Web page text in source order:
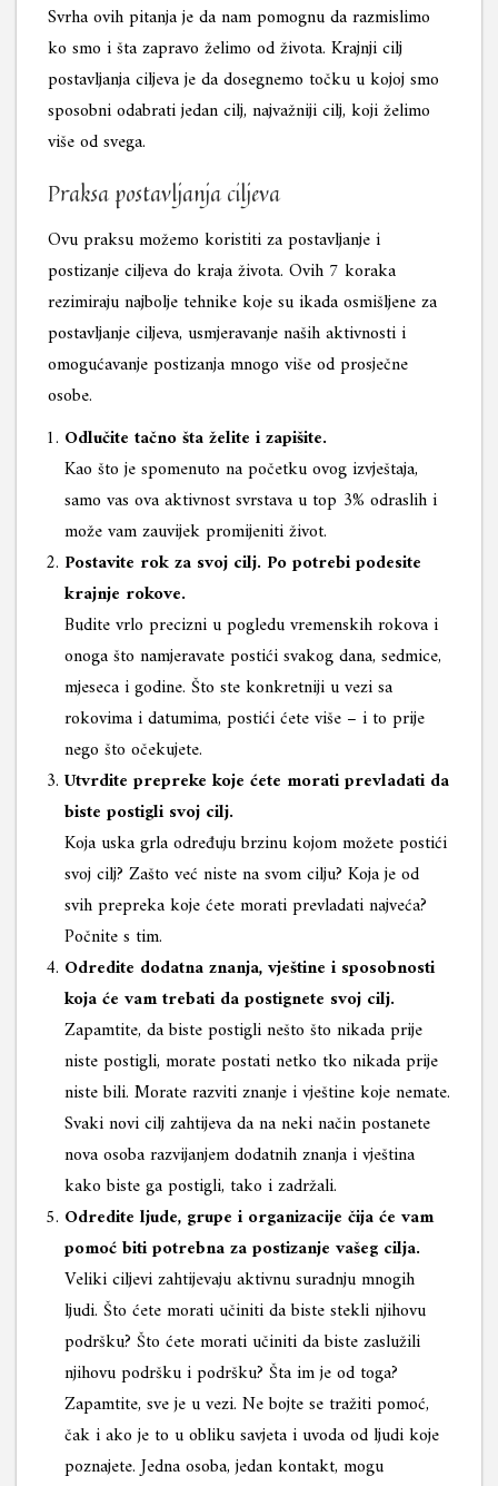
Svrha ovih pitanja je da nam pomognu da razmislimo
ko smo i šta zapravo želimo od života. Krajnji cilj
postavljanja ciljeva je da dosegnemo točku u kojoj smo
sposobni odabrati jedan cilj, najvažniji cilj, koji želimo
više od svega.
Praksa postavljanja ciljeva
Ovu praksu možemo koristiti za postavljanje i
postizanje ciljeva do kraja života. Ovih 7 koraka
rezimiraju najbolje tehnike koje su ikada osmišljene za
postavljanje ciljeva, usmjeravanje naših aktivnosti i
omogućavanje postizanja mnogo više od prosječne
osobe.
Odlučite tačno šta želite i zapišite.
Kao što je spomenuto na početku ovog izvještaja,
samo vas ova aktivnost svrstava u top 3% odraslih i
može vam zauvijek promijeniti život.
Postavite rok za svoj cilj. Po potrebi podesite
krajnje rokove.
Budite vrlo precizni u pogledu vremenskih rokova i
onoga što namjeravate postići svakog dana, sedmice,
mjeseca i godine. Što ste konkretniji u vezi sa
rokovima i datumima, postići ćete više – i to prije
nego što očekujete.
Utvrdite prepreke koje ćete morati prevladati da
biste postigli svoj cilj.
Koja uska grla određuju brzinu kojom možete postići
svoj cilj? Zašto već niste na svom cilju? Koja je od
svih prepreka koje ćete morati prevladati najveća?
Počnite s tim.
Odredite dodatna znanja, vještine i sposobnosti
koja će vam trebati da postignete svoj cilj.
Zapamtite, da biste postigli nešto što nikada prije
niste postigli, morate postati netko tko nikada prije
niste bili. Morate razviti znanje i vještine koje nemate.
Svaki novi cilj zahtijeva da na neki način postanete
nova osoba razvijanjem dodatnih znanja i vještina
kako biste ga postigli, tako i zadržali.
Odredite ljude, grupe i organizacije čija će vam
pomoć biti potrebna za postizanje vašeg cilja.
Veliki ciljevi zahtijevaju aktivnu suradnju mnogih
ljudi. Što ćete morati učiniti da biste stekli njihovu
podršku? Što ćete morati učiniti da biste zaslužili
njihovu podršku i podršku? Šta im je od toga?
Zapamtite, sve je u vezi. Ne bojte se tražiti pomoć,
čak i ako je to u obliku savjeta i uvoda od ljudi koje
poznajete. Jedna osoba, jedan kontakt, mogu